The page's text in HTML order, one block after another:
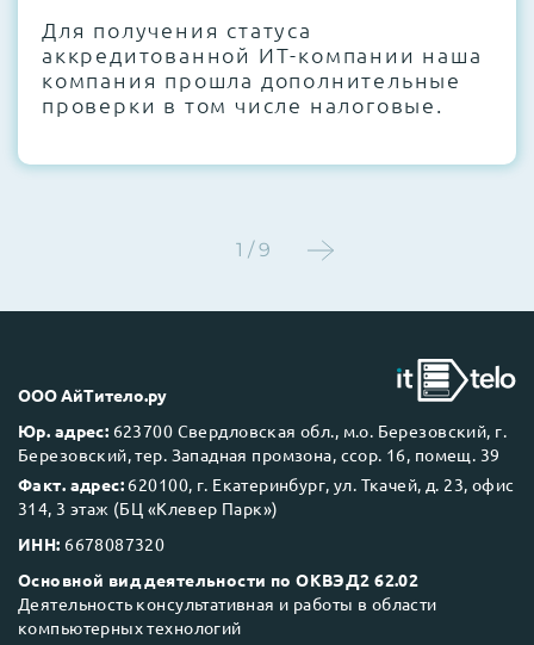
Этап 4:Стресс-тестирование под 100%
нагрузкой в течение 72 часов для
проверки стабильности всех подсистем
Next Business Day (NBD)
Для получения статуса
аккредитованной ИТ-компании наша
компания прошла дополнительные
проверки в том числе налоговые.
1 / 9
ООО АйТитело.ру
Юр. адрес: 623700 Свердловская обл., м.о. Березовский, г.
Березовский, тер. Западная промзона, ссор. 16, помещ. 39
Факт. адрес: 620100, г. Екатеринбург, ул. Ткачей, д. 23, офис
314, 3 этаж (БЦ «Клевер Парк»)
ИНН: 6678087320
Основной вид деятельности по ОКВЭД2 62.02
Деятельность консультативная и работы в области
компьютерных технологий